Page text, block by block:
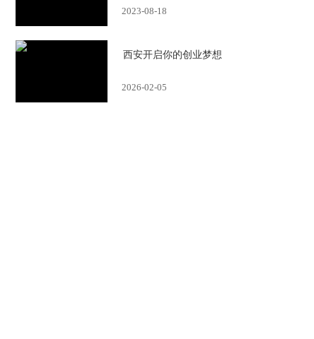
2023-08-18
西安开启你的创业梦想
2026-02-05